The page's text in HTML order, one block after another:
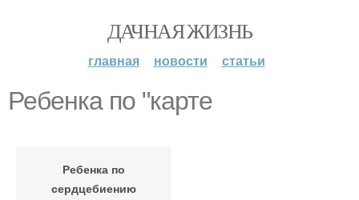
ДАЧНАЯ ЖИЗНЬ
главная новости статьи
Ребенка по "карте
Ребенка по
сердцебиению